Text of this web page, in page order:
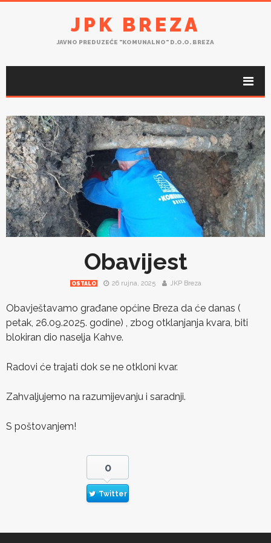
JPK BREZA
JAVNO PREDUZEĆE "KOMUNALNO" D.O.O. BREZA
Obavijest
OSTALO 26 rujna, 2025 JKP Breza
Obavještavamo građane općine Breza da će danas (
petak, 26.09.2025. godine) , zbog otklanjanja kvara, biti
blokiran dio naselja Kahve.
Radovi će trajati dok se ne otkloni kvar.
Zahvaljujemo na razumijevanju i saradnji.
S poštovanjem!
0
Twitter